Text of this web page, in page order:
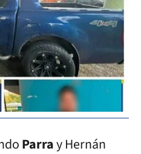
Parray Hernán